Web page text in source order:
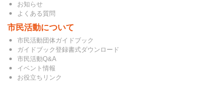
お知らせ
よくある質問
市民活動について
市民活動団体ガイドブック
ガイドブック登録書式ダウンロード
市民活動Q&A
イベント情報
お役立ちリンク